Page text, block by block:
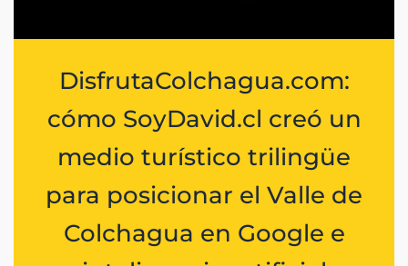
DisfrutaColchagua.com:
cómo SoyDavid.cl creó un
medio turístico trilingüe
para posicionar el Valle de
Colchagua en Google e